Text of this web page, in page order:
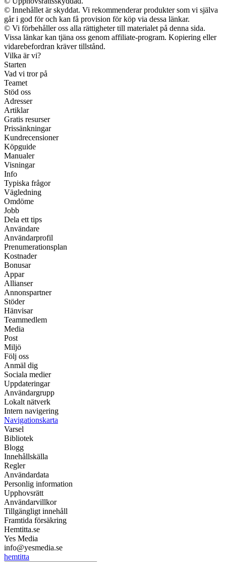
© Innehållet är skyddat. Vi rekommenderar produkter som vi själva
går i god för och kan få provision för köp via dessa länkar.
© Vi förbehåller oss alla rättigheter till materialet på denna sida.
Vissa länkar kan tjäna oss genom affiliate-program. Kopiering eller
vidarebefordran kräver tillstånd.
Vilka är vi?
Starten
Vad vi tror på
Teamet
Stöd oss
Adresser
Artiklar
Gratis resurser
Prissänkningar
Kundrecensioner
Köpguide
Manualer
Visningar
Info
Typiska frågor
Vägledning
Omdöme
Jobb
Dela ett tips
Användare
Användarprofil
Prenumerationsplan
Kostnader
Bonusar
Appar
Allianser
Annonspartner
Stöder
Hänvisar
Teammedlem
Media
Post
Miljö
Följ oss
Anmäl dig
Sociala medier
Uppdateringar
Användargrupp
Lokalt nätverk
Intern navigering
Navigationskarta
Varsel
Bibliotek
Blogg
Innehållskälla
Regler
Användardata
Personlig information
Upphovsrätt
Användarvillkor
Tillgängligt innehåll
Framtida försäkring
Hemtitta.se
Yes Media
info@yesmedia.se
hemtitta